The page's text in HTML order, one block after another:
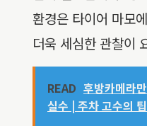
환경은 타이어 마모
더욱 세심한 관찰이
READ 후방카메라
실수 | 주차 고수의